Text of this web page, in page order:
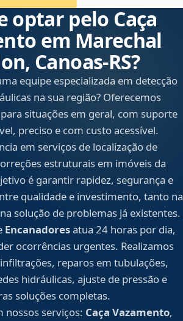
optar pelo Caça
em Marechal
Canoas‑RS?
equipe especializada em detecção
na sua região? Oferecemos
situações em geral, com suporte
preciso e com custo acessível.
em serviços de localização de
estruturais em imóveis da
é garantir rapidez, segurança e
qualidade e investimento, tanto na
solução de problemas já existentes.
Encanadoresatua 24 horas por dia,
ocorrências urgentes. Realizamos
reparos em tubulações,
hidráulicas, ajuste de pressão e
soluções completas.
nossos serviços: Caça Vazamento,